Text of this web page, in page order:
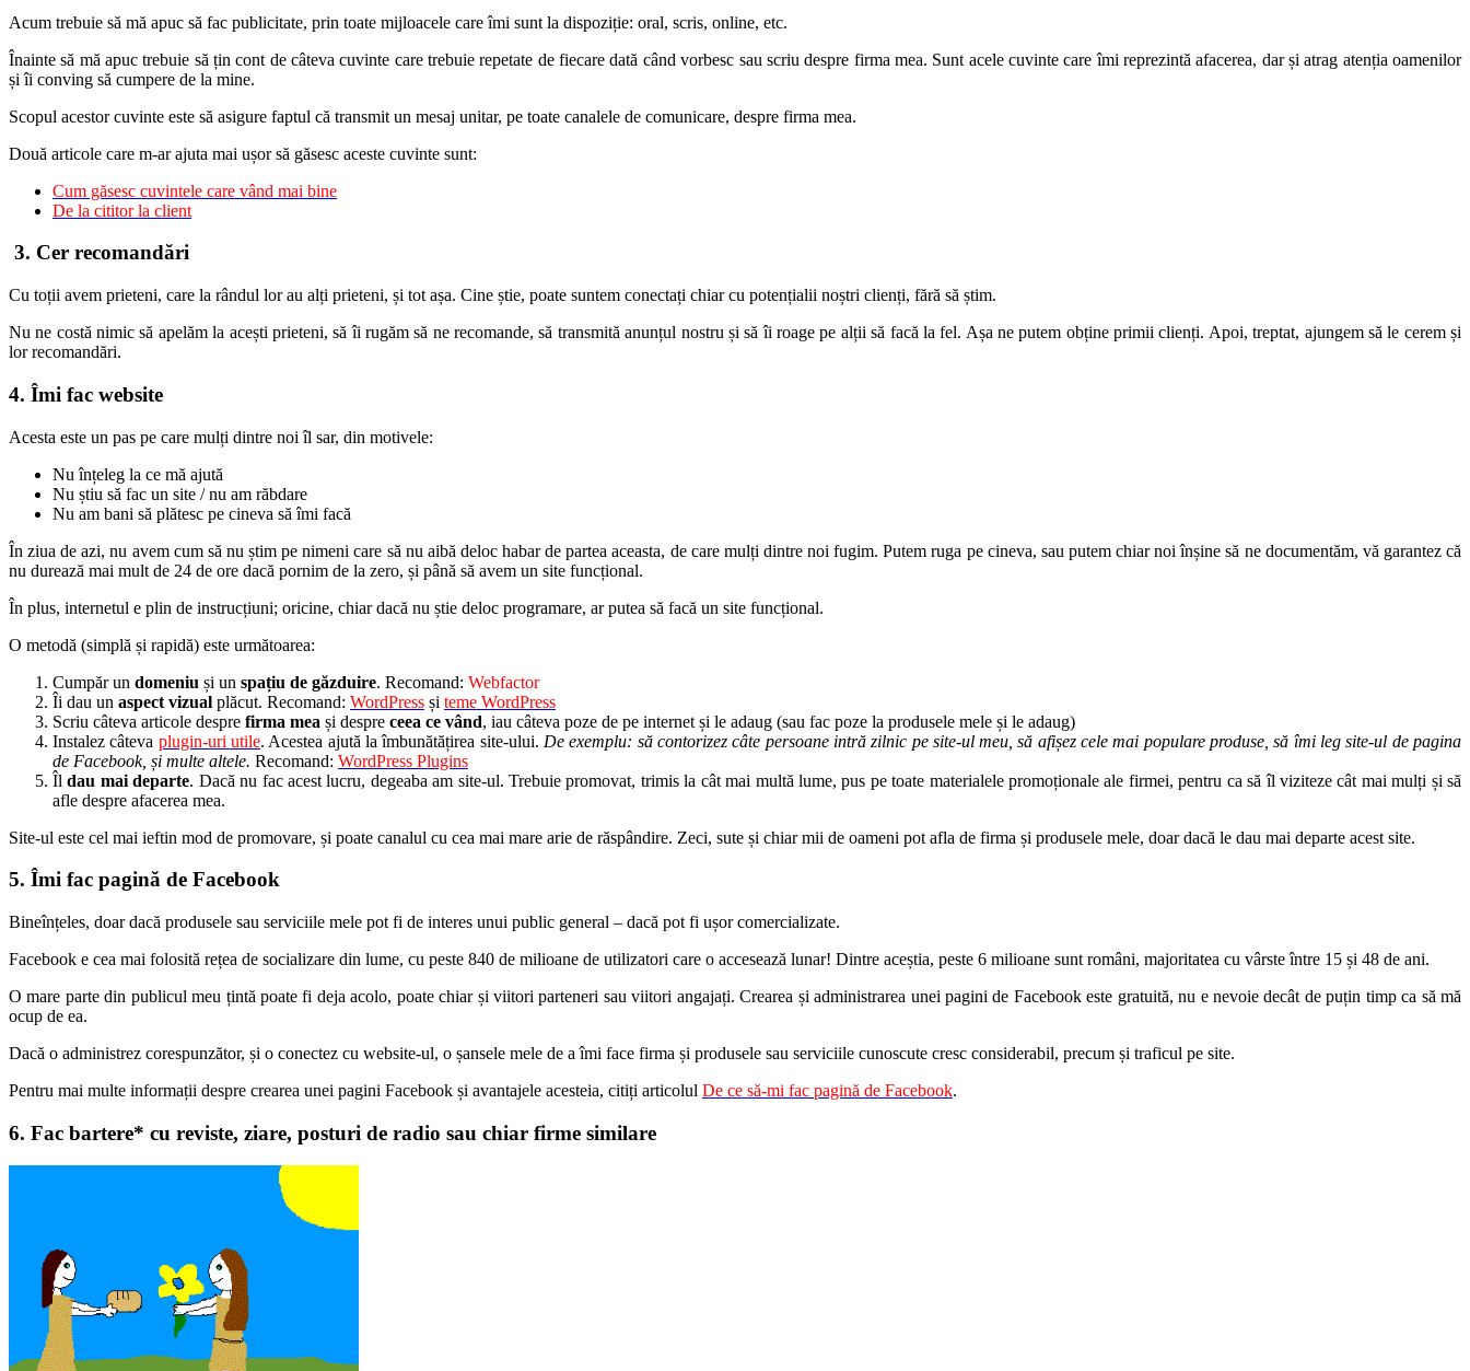
Acum trebuie să mă apuc să fac publicitate, prin toate mijloacele care îmi sunt la dispoziție: oral, scris, online, etc.
Înainte să mă apuc trebuie să țin cont de câteva cuvinte care trebuie repetate de fiecare dată când vorbesc sau scriu despre firma mea. Sunt acele cuvinte care îmi reprezintă afacerea, dar și atrag atenția oamenilor
și îi conving să cumpere de la mine.
Scopul acestor cuvinte este să asigure faptul că transmit un mesaj unitar, pe toate canalele de comunicare, despre firma mea.
Două articole care m-ar ajuta mai ușor să găsesc aceste cuvinte sunt:
Cum găsesc cuvintele care vând mai bine
De la cititor la client
3. Cer recomandări
Cu toții avem prieteni, care la rândul lor au alți prieteni, și tot așa. Cine știe, poate suntem conectați chiar cu potențialii noștri clienți, fără să știm.
Nu ne costă nimic să apelăm la acești prieteni, să îi rugăm să ne recomande, să transmită anunțul nostru și să îi roage pe alții să facă la fel. Așa ne putem obține primii clienți. Apoi, treptat, ajungem să le cerem și
lor recomandări.
4. Îmi fac website
Acesta este un pas pe care mulți dintre noi îl sar, din motivele:
Nu înțeleg la ce mă ajută
Nu știu să fac un site / nu am răbdare
Nu am bani să plătesc pe cineva să îmi facă
În ziua de azi, nu avem cum să nu știm pe nimeni care să nu aibă deloc habar de partea aceasta, de care mulți dintre noi fugim. Putem ruga pe cineva, sau putem chiar noi înșine să ne documentăm, vă garantez că
nu durează mai mult de 24 de ore dacă pornim de la zero, și până să avem un site funcțional.
În plus, internetul e plin de instrucțiuni; oricine, chiar dacă nu știe deloc programare, ar putea să facă un site funcțional.
O metodă (simplă și rapidă) este următoarea:
Cumpăr un domeniu și un spațiu de găzduire. Recomand: Webfactor
Îi dau un aspect vizual plăcut. Recomand: WordPress și teme WordPress
Scriu câteva articole despre firma mea și despre ceea ce vând, iau câteva poze de pe internet și le adaug (sau fac poze la produsele mele și le adaug)
Instalez câteva plugin-uri utile. Acestea ajută la îmbunătățirea site-ului. De exemplu: să contorizez câte persoane intră zilnic pe site-ul meu, să afișez cele mai populare produse, să îmi leg site-ul de pagina
de Facebook, și multe altele. Recomand: WordPress Plugins
Îldau mai departe. Dacă nu fac acest lucru, degeaba am site-ul. Trebuie promovat, trimis la cât mai multă lume, pus pe toate materialele promoționale ale firmei, pentru ca să îl viziteze cât mai mulți și să
afle despre afacerea mea.
Site-ul este cel mai ieftin mod de promovare, și poate canalul cu cea mai mare arie de răspândire. Zeci, sute și chiar mii de oameni pot afla de firma și produsele mele, doar dacă le dau mai departe acest site.
5. Îmi fac pagină de Facebook
Bineînțeles, doar dacă produsele sau serviciile mele pot fi de interes unui public general – dacă pot fi ușor comercializate.
Facebook e cea mai folosită rețea de socializare din lume, cu peste 840 de milioane de utilizatori care o accesează lunar! Dintre aceștia, peste 6 milioane sunt români, majoritatea cu vârste între 15 și 48 de ani.
O mare parte din publicul meu țintă poate fi deja acolo, poate chiar și viitori parteneri sau viitori angajați. Crearea și administrarea unei pagini de Facebook este gratuită, nu e nevoie decât de puțin timp ca să mă
ocup de ea.
Dacă o administrez corespunzător, și o conectez cu website-ul, o șansele mele de a îmi face firma și produsele sau serviciile cunoscute cresc considerabil, precum și traficul pe site.
Pentru mai multe informații despre crearea unei pagini Facebook și avantajele acesteia, citiți articolul De ce să-mi fac pagină de Facebook.
6. Fac bartere* cu reviste, ziare, posturi de radio sau chiar firme similare